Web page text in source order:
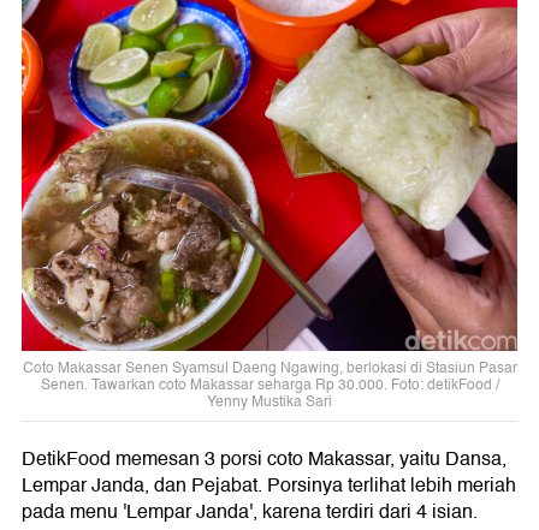
Coto Makassar Senen Syamsul Daeng Ngawing, berlokasi di Stasiun Pasar
Senen. Tawarkan coto Makassar seharga Rp 30.000. Foto: detikFood /
Yenny Mustika Sari
DetikFood memesan 3 porsi coto Makassar, yaitu Dansa,
Lempar Janda, dan Pejabat. Porsinya terlihat lebih meriah
pada menu 'Lempar Janda', karena terdiri dari 4 isian.